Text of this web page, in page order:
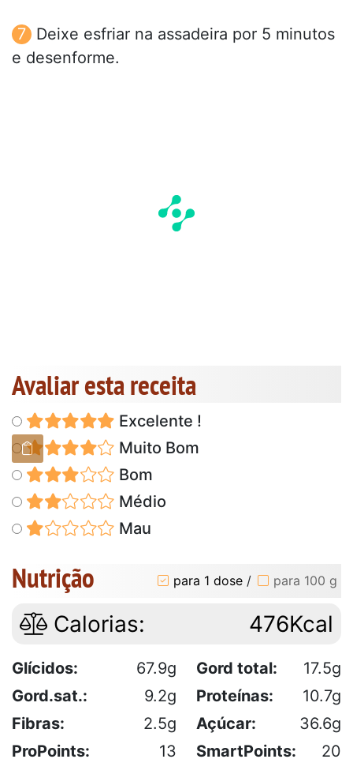
Deixe esfriar na assadeira por 5 minutos
e desenforme.
Avaliar esta receita
Excelente !
Muito Bom
Bom
Médio
Mau
Nutrição para 1 dose / para 100 g
Calorias: 476Kcal
Glícidos: 67.9g Gord total:
17.5g
Gord.sat.:
9.2g Proteínas:
10.7g
Fibras:
2.5g Açúcar:
36.6g
ProPoints:
13 SmartPoints: 20